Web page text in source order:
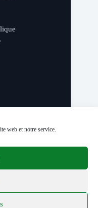
web et notre service.
- Paiement